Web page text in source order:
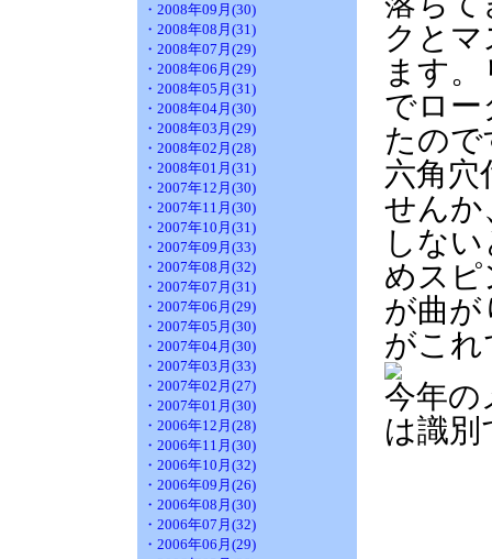
・2008年09月(30)
・2008年08月(31)
・2008年07月(29)
・2008年06月(29)
・2008年05月(31)
・2008年04月(30)
・2008年03月(29)
・2008年02月(28)
・2008年01月(31)
・2007年12月(30)
・2007年11月(30)
・2007年10月(31)
・2007年09月(33)
・2007年08月(32)
・2007年07月(31)
・2007年06月(29)
・2007年05月(30)
・2007年04月(30)
・2007年03月(33)
・2007年02月(27)
・2007年01月(30)
・2006年12月(28)
・2006年11月(30)
・2006年10月(32)
・2006年09月(26)
・2006年08月(30)
・2006年07月(32)
・2006年06月(29)
クと
ます
でロー
たので
六角穴
せんか
しな
めスピ
が曲が
がこれ
今年の
は識別